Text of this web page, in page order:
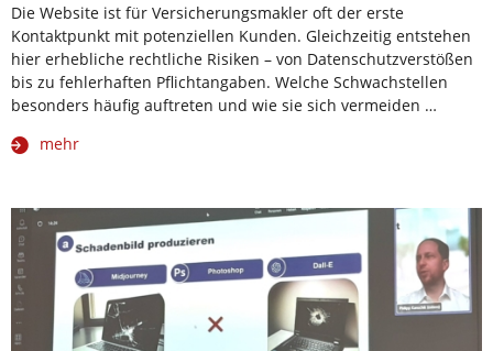
Die Website ist für Versicherungsmakler oft der erste
Kontaktpunkt mit potenziellen Kunden. Gleichzeitig entstehen
hier erhebliche rechtliche Risiken – von Datenschutzverstößen
bis zu fehlerhaften Pflichtangaben. Welche Schwachstellen
besonders häufig auftreten und wie sie sich vermeiden …
mehr